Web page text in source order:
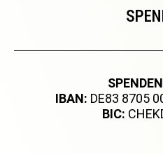
IBAN: DE83 8705
BIC: